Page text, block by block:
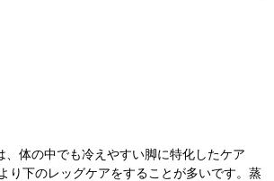
、体の中でも冷えやすい脚に特化したケア
り下のレッグケアをすることが多いです。蒸